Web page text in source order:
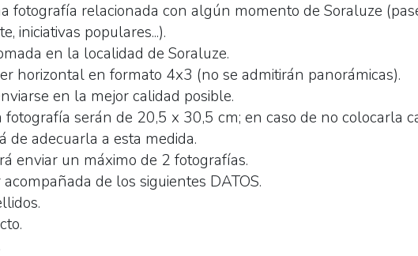
fotografía relacionada con algún momento de Soraluze
iniciativas populares...).
en la localidad de Soraluze.
horizontal en formato 4x3 (no se admitirán panorámicas).
en la mejor calidad posible.
fotografía serán de 20,5 x 30,5 cm; en caso de no colocarla
de adecuarla a esta medida.
enviar un máximo de 2 fotografías.
de los siguientes DATOS.